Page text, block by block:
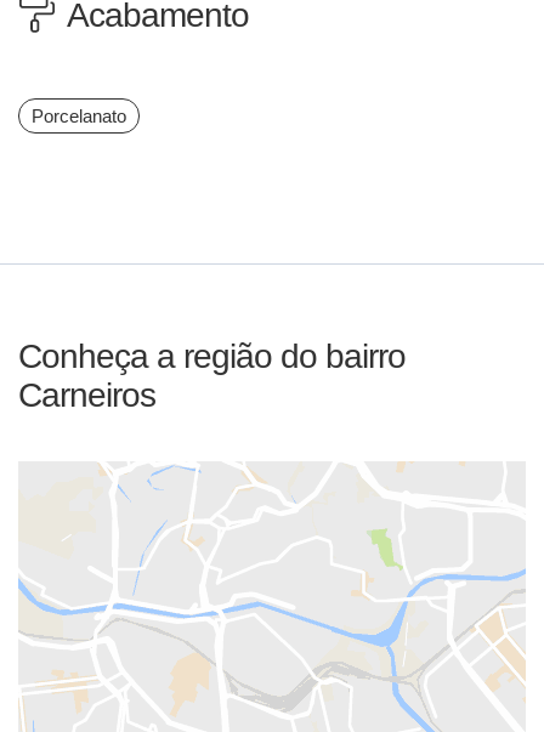
Acabamento
Porcelanato
Conheça a região do bairro
Carneiros